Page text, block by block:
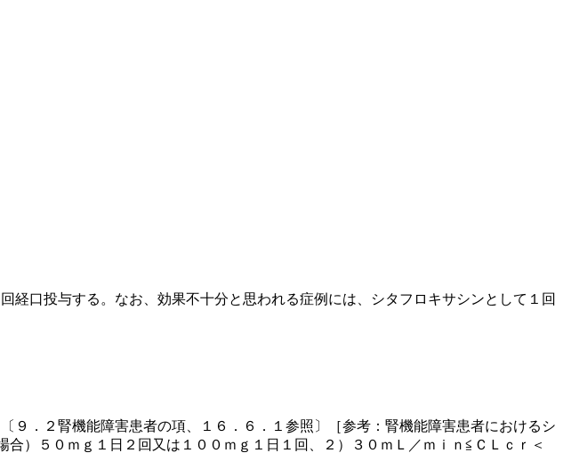
口投与する。なお、効果不十分と思われる症例には、シタフロキサシンとして１回
．２腎機能障害患者の項、１６．６．１参照〕［参考：腎機能障害患者におけるシ
）５０ｍｇ１日２回又は１００ｍｇ１日１回、２）３０ｍＬ／ｍｉｎ≦ＣＬｃｒ＜